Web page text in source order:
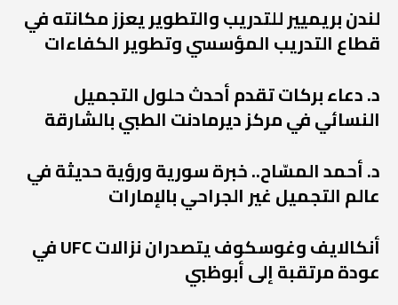
لندن بريميير للتدريب والتطوير يعزز مكانته في
قطاع التدريب المؤسسي وتطوير الكفاءات
د. دعاء بركات تقدم أحدث حلول التجميل
النسائي في مركز ديرمادنت الطبي بالشارقة
د. أحمد المسّاح.. خبرة سورية ورؤية حديثة في
عالم التجميل غير الجراحي بالإمارات
أنكالايف وغوسكوف يتصدران نزالات UFC في
عودة مرتقبة إلى أبوظبي